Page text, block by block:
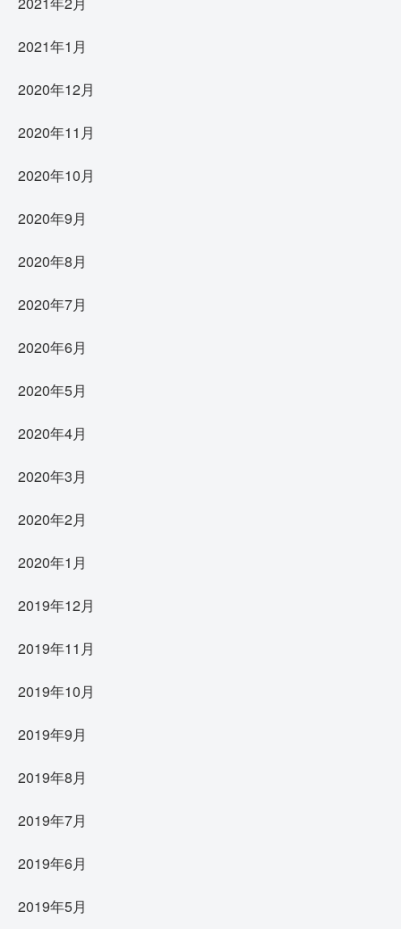
2021年1月
2020年12月
2020年11月
2020年10月
2020年9月
2020年8月
2020年7月
2020年6月
2020年5月
2020年4月
2020年3月
2020年2月
2020年1月
2019年12月
2019年11月
2019年10月
2019年9月
2019年8月
2019年7月
2019年6月
2019年5月